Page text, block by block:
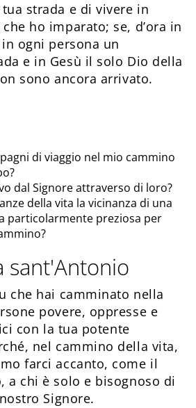
strada e di vivere in
ho imparato; se, d’ora in
ogni persona un
e in Gesù il solo Dio della
sono ancora arrivato.
di viaggio nel mio cammino
dal Signore attraverso di loro?
della vita la vicinanza di una
particolarmente preziosa per
sant'Antonio
che hai camminato nella
povere, oppresse e
con la tua potente
nel cammino della vita,
farci accanto, come il
a chi è solo e bisognoso di
Signore.